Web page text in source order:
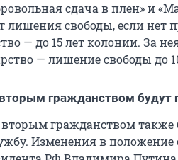
сдача в плен» и
лишения свободы, если нет
— до 15 лет колонии. За
— лишение свободы до
гражданством будут
вторым гражданством
Изменения в